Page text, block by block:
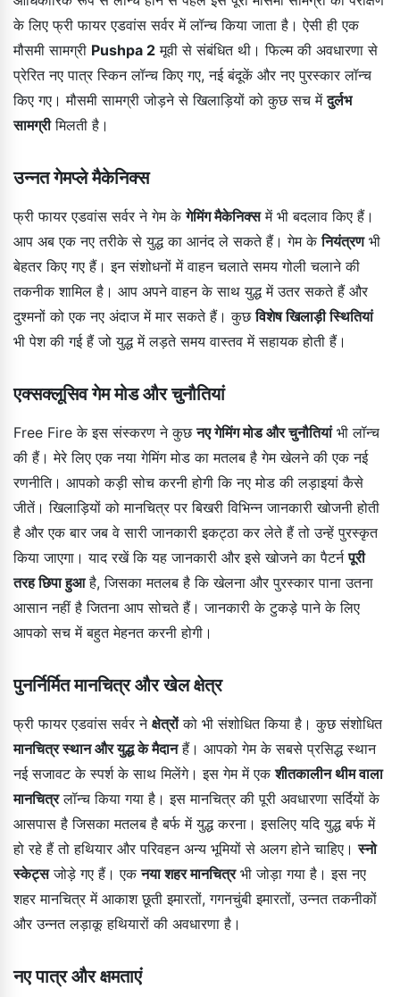
के लिए फ्री फायर एडवांस सर्वर में लॉन्च किया जाता है। ऐसी ही एक
मौसमी सामग्री Pushpa 2 मूवी से संबंधित थी। फिल्म की अवधारणा से
प्रेरित नए पात्र स्किन लॉन्च किए गए, नई बंदूकें और नए पुरस्कार लॉन्च
किए गए। मौसमी सामग्री जोड़ने से खिलाड़ियों को कुछ सच मेंदुर्लभ
सामग्रीमिलती है।
उन्नत गेमप्ले मैकेनिक्स
फ्री फायर एडवांस सर्वर ने गेम केगेमिंग मैकेनिक्समें भी बदलाव किए हैं।
आप अब एक नए तरीके से युद्ध का आनंद ले सकते हैं। गेम केनियंत्रणभी
बेहतर किए गए हैं। इन संशोधनों में वाहन चलाते समय गोली चलाने की
तकनीक शामिल है। आप अपने वाहन के साथ युद्ध में उतर सकते हैं और
दुश्मनों को एक नए अंदाज में मार सकते हैं। कुछविशेष खिलाड़ी स्थितियां
भी पेश की गई हैं जो युद्ध में लड़ते समय वास्तव में सहायक होती हैं।
एक्सक्लूसिव गेम मोड और चुनौतियां
Free Fire के इस संस्करण ने कुछनए गेमिंग मोड और चुनौतियांभी लॉन्च
की हैं। मेरे लिए एक नया गेमिंग मोड का मतलब है गेम खेलने की एक नई
रणनीति। आपको कड़ी सोच करनी होगी कि नए मोड की लड़ाइयां कैसे
जीतें। खिलाड़ियों को मानचित्र पर बिखरी विभिन्न जानकारी खोजनी होती
है और एक बार जब वे सारी जानकारी इकट्ठा कर लेते हैं तो उन्हें पुरस्कृत
किया जाएगा। याद रखें कि यह जानकारी और इसे खोजने का पैटर्नपूरी
तरह छिपा हुआहै, जिसका मतलब है कि खेलना और पुरस्कार पाना उतना
आसान नहीं है जितना आप सोचते हैं। जानकारी के टुकड़े पाने के लिए
आपको सच में बहुत मेहनत करनी होगी।
पुनर्निर्मित मानचित्र और खेल क्षेत्र
फ्री फायर एडवांस सर्वर ने क्षेत्रोंको भी संशोधित किया है। कुछ संशोधित
मानचित्र स्थान और युद्ध के मैदानहैं। आपको गेम के सबसे प्रसिद्ध स्थान
नई सजावट के स्पर्श के साथ मिलेंगे। इस गेम में एकशीतकालीन थीम वाला
मानचित्रलॉन्च किया गया है। इस मानचित्र की पूरी अवधारणा सर्दियों के
आसपास है जिसका मतलब है बर्फ में युद्ध करना। इसलिए यदि युद्ध बर्फ में
हो रहे हैं तो हथियार और परिवहन अन्य भूमियों से अलग होने चाहिए।स्नो
स्केट्सजोड़े गए हैं। एकनया शहर मानचित्रभी जोड़ा गया है। इस नए
शहर मानचित्र में आकाश छूती इमारतों, गगनचुंबी इमारतों, उन्नत तकनीकों
और उन्नत लड़ाकू हथियारों की अवधारणा है।
नए पात्र और क्षमताएं